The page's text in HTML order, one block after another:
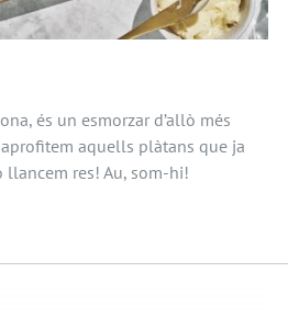
és un esmorzar d’allò més
aquells plàtans que ja
llancem res! Au, som-hi!